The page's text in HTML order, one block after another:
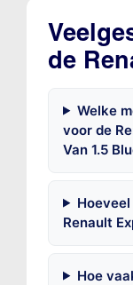
de
Welke
voor de
Van 1.5
Renault
Hoe